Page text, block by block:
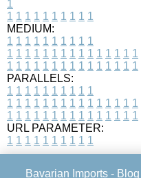
1
1 1 1 1 1 1 1 1 1 1
MEDIUM:
1 1 1 1 1 1 1 1 1 1
1 1 1 1 1 1 1 1 1 1 1 1 1 1 1
1 1 1 1 1 1 1 1 1 1 1 1 1 1 1
PARALLELS:
1 1 1 1 1 1 1 1 1 1
1 1 1 1 1 1 1 1 1 1 1 1 1 1 1
1 1 1 1 1 1 1 1 1 1 1 1 1 1 1
URL PARAMETER:
1 1 1 1 1 1 1 1 1 1
Bavarian Imports - Blog